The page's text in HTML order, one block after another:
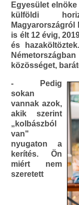
Egyesület
külföldi
Magyarországról
is élt 12 évig,
és
közösséget,
- Pedig
sokan
vannak azok,
akik szerint
„kolbászból
van"
nyugaton a
kerítés. Ön
miért nem
szeretett